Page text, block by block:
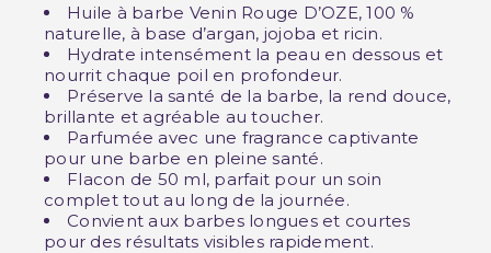
Huile à barbe Venin Rouge D’OZE, 100 %
naturelle, à base d’argan, jojoba et ricin.
Hydrate intensément la peau en dessous et
nourrit chaque poil en profondeur.
Préserve la santé de la barbe, la rend douce,
brillante et agréable au toucher.
Parfumée avec une fragrance captivante
pour une barbe en pleine santé.
Flacon de 50 ml, parfait pour un soin
complet tout au long de la journée.
Convient aux barbes longues et courtes
pour des résultats visibles rapidement.